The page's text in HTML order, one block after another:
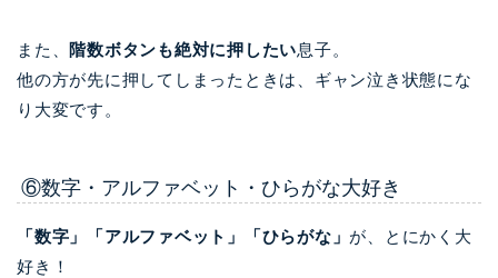
また、 階数ボタンも絶対に押したい息子。
他の方が先に押してしまったときは、ギャン泣き状態にな
り大変です。
⑥数字・アルファベット・ひらがな大好き
「数字」 「アルファベット」「ひらがな」 が、とにかく大
好き！